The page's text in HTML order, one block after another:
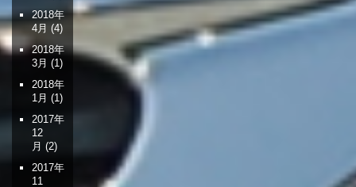
2018年
4月 (4)
2018年
3月 (1)
2018年
1月 (1)
2017年
12
月 (2)
2017年
11